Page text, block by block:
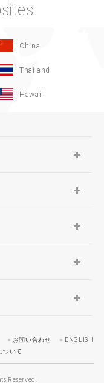
China
Thailand
Hawaii
お問い合わせ
ENGLISH
ついて
Reserved.